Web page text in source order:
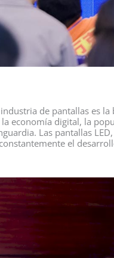
de pantallas es
economía digital, la
Las pantallas
el